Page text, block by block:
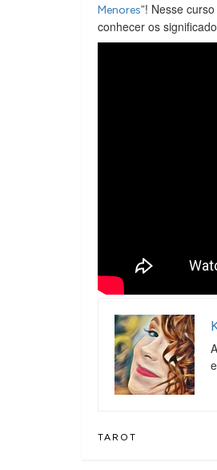
Menores”! Nesse
conhecer os
TAROT